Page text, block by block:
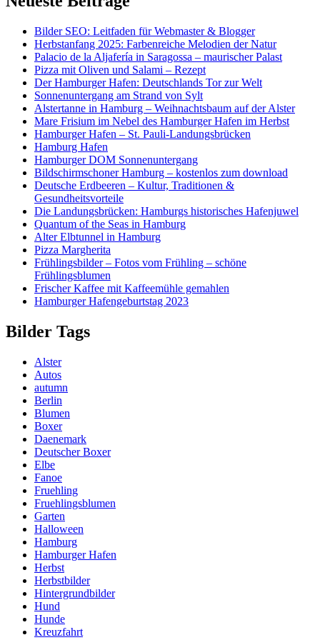
Bilder SEO: Leitfaden für Webmaster & Blogger
Herbstanfang 2025: Farbenreiche Melodien der Natur
Palacio de la Aljafería in Saragossa – maurischer Palast
Pizza mit Oliven und Salami – Rezept
Der Hamburger Hafen: Deutschlands Tor zur Welt
Sonnenuntergang am Strand von Sylt
Alstertanne in Hamburg – Weihnachtsbaum auf der Alster
Mare Frisium im Nebel des Hamburger Hafen im Herbst
Hamburger Hafen – St. Pauli-Landungsbrücken
Hamburg Hafen
Hamburger DOM Sonnenuntergang
Bildschirmschoner Hamburg – kostenlos zum download
Deutsche Erdbeeren – Kultur, Traditionen &
Gesundheitsvorteile
Die Landungsbrücken: Hamburgs historisches Hafenjuwel
Quantum of the Seas in Hamburg
Alter Elbtunnel in Hamburg
Pizza Margherita
Frühlingsbilder – Fotos vom Frühling – schöne
Frühlingsblumen
Frischer Kaffee mit Kaffeemühle gemahlen
Hamburger Hafengeburtstag 2023
Bilder Tags
Alster
Autos
autumn
Berlin
Blumen
Boxer
Daenemark
Deutscher Boxer
Elbe
Fanoe
Fruehling
Fruehlingsblumen
Garten
Halloween
Hamburg
Hamburger Hafen
Herbst
Herbstbilder
Hintergrundbilder
Hund
Hunde
Kreuzfahrt